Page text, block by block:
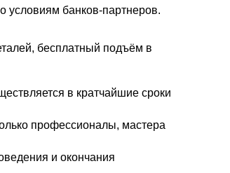
условиям банков-партнеров.
бесплатный подъём в
в кратчайшие сроки
профессионалы, мастера
и окончания